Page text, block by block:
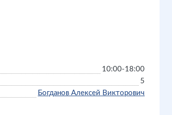
10:00-18:00
5
Богданов Алексей Викторович